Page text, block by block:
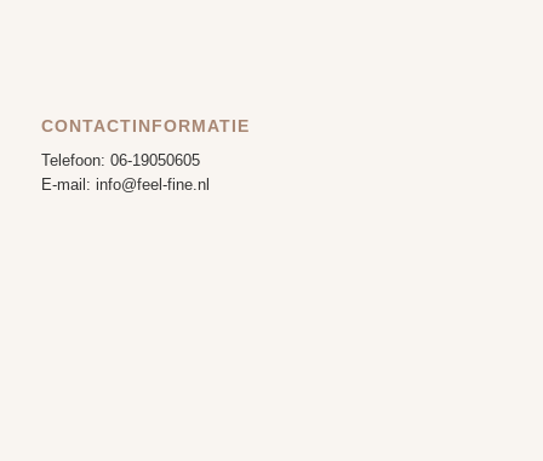
CONTACTINFORMATIE
Telefoon: 06-19050605
E-mail: info@feel-fine.nl